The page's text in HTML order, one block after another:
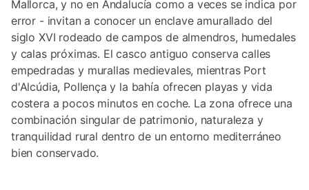
Mallorca, y no en Andalucía como a veces se indica por
error - invitan a conocer un enclave amurallado del
siglo XVI rodeado de campos de almendros, humedales
y calas próximas. El casco antiguo conserva calles
empedradas y murallas medievales, mientras Port
d'Alcúdia, Pollença y la bahía ofrecen playas y vida
costera a pocos minutos en coche. La zona ofrece una
combinación singular de patrimonio, naturaleza y
tranquilidad rural dentro de un entorno mediterráneo
bien conservado.